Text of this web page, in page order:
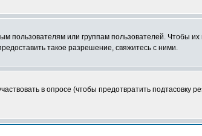
пользователям или группам пользователей. Чтобы
такое разрешение, свяжитесь с ними.
в опросе (чтобы предотвратить